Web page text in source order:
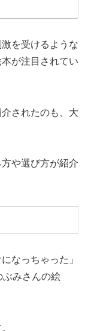
を受けるような
が注目されてい
されたのも、大
や選び方が紹介
なっちゃった」
ぶみさんの絵